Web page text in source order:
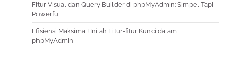
Fitur Visual dan Query Builder di phpMyAdmin: Simpel Tapi
Powerful
Efisiensi Maksimal! Inilah Fitur-fitur Kunci dalam
phpMyAdmin